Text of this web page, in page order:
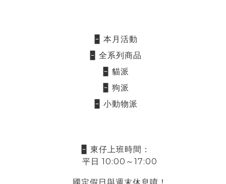
🁢 本月活動
🁢 全系列商品
🁢 貓派
🁢 狗派
🁢 小動物派
🁢 東仔上班時間：
平日 10:00～17:00